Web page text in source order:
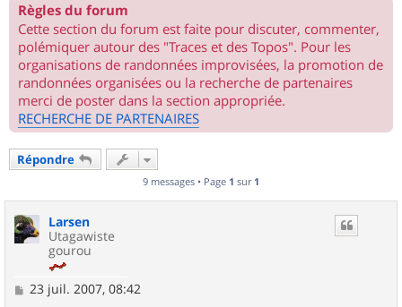
Règles du forum
Cette section du forum est faite pour discuter, commenter,
polémiquer autour des "Traces et des Topos". Pour les
organisations de randonnées improvisées, la promotion de
randonnées organisées ou la recherche de partenaires
merci de poster dans la section appropriée.
RECHERCHE DE PARTENAIRES
Répondre
9 messages • Page 1 sur 1
Larsen
Utagawiste
gourou
M
23 juil. 2007, 08:42